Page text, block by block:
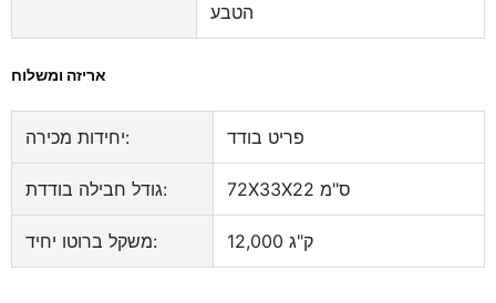
הטבע
אריזה ומשלוח
יחידות מכירה: פריט בודד
גודל חבילה בודדת: 72X33X22 ס"מ
משקל ברוטו יחיד: 12,000 ק"ג